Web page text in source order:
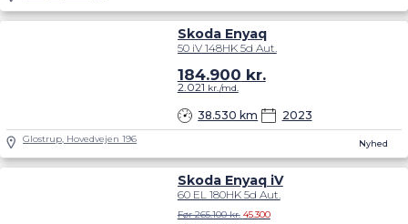
Nyhed
Skoda Enyaq
50 iV 148HK 5d Aut.
38.530 km 2023
184.900 kr.
2.021 kr./md.
Glostrup, Hovedvejen 196
Skoda Enyaq iV
60 EL 180HK 5d Aut.
Før 265.100 kr. 45.300